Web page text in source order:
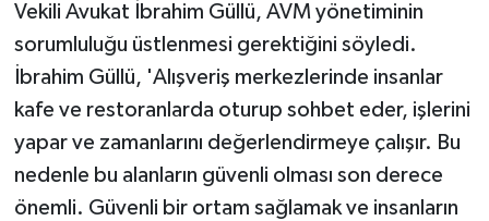
Vekili Avukat İbrahim Güllü, AVM yönetiminin
sorumluluğu üstlenmesi gerektiğini söyledi.
İbrahim Güllü, 'Alışveriş merkezlerinde insanlar
kafe ve restoranlarda oturup sohbet eder, işlerini
yapar ve zamanlarını değerlendirmeye çalışır. Bu
nedenle bu alanların güvenli olması son derece
önemli. Güvenli bir ortam sağlamak ve insanların